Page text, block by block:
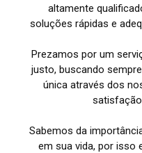
altamente
soluções rápidas e
Prezamos por um
justo, buscando
única através dos
Sabemos da
em sua vida, por isso